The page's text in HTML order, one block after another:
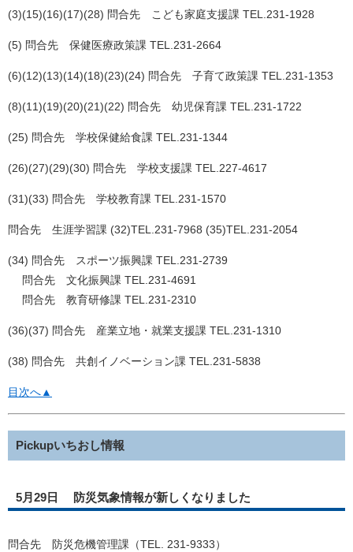
(3)(15)(16)(17)(28) 問合先 こども家庭支援課 TEL.231-1928
(5) 問合先 保健医療政策課 TEL.231-2664
(6)(12)(13)(14)(18)(23)(24) 問合先 子育て政策課 TEL.231-1353
(8)(11)(19)(20)(21)(22) 問合先 幼児保育課 TEL.231-1722
(25) 問合先 学校保健給食課 TEL.231-1344
(26)(27)(29)(30) 問合先 学校支援課 TEL.227-4617
(31)(33) 問合先 学校教育課 TEL.231-1570
問合先 生涯学習課 (32)TEL.231-7968 (35)TEL.231-2054
(34) 問合先 スポーツ振興課 TEL.231-2739
問合先 文化振興課 TEL.231-4691
問合先 教育研修課 TEL.231-2310
(36)(37) 問合先 産業立地・就業支援課 TEL.231-1310
(38) 問合先 共創イノベーション課 TEL.231-5838
目次へ▲
Pickupいちおし情報
5月29日 防災気象情報が新しくなりました
問合先 防災危機管理課（TEL. 231-9333）